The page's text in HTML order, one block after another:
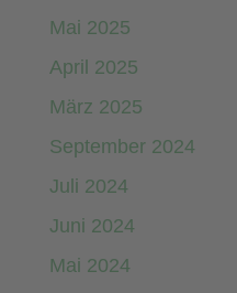
Mai 2025
April 2025
März 2025
September 2024
Juli 2024
Juni 2024
Mai 2024